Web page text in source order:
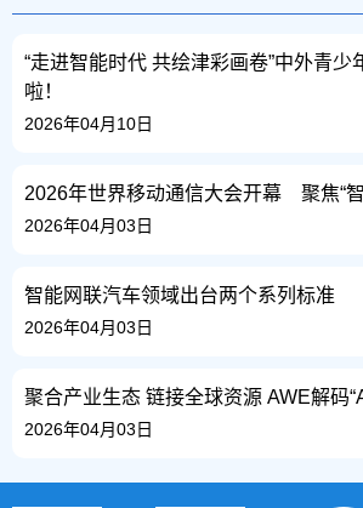
“走进智能时代 共绘津彩画卷”中外青少
啦！
2026年04月10日
2026年世界移动通信大会开幕 聚焦“
2026年04月03日
智能网联汽车领域出台两个系列标准
2026年04月03日
聚合产业生态 链接全球资源 AWE解码
2026年04月03日